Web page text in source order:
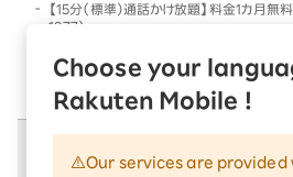
Choose your
Rakuten Mobile !
Our services are
【15分（標準）通話かけ放題】料金1カ月無
1977）
括払いもしくは24回払いのご購入で割引キ